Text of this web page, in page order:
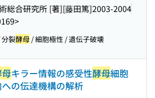
総合研究所 [著][藤田篤]2003-2004
分裂酵母 / 細胞極性 / 遺伝子破壊
キラー情報の感受性酵母細胞
への伝達機構の解析